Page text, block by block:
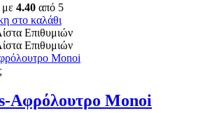
4.40 από 5
στο καλάθι
Επιθυμιών
Επιθυμιών
Αφρόλουτρο Monoi